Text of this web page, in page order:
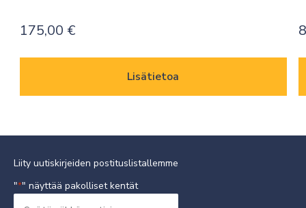
175,00 €
Lisätietoa
Liity uutiskirjeiden postituslistallemme
"*" näyttää pakolliset kentät